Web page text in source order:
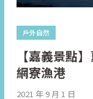
戶外自然
【嘉義景點
網寮漁港
2021 年 9 月 1 日